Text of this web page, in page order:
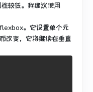
较低。 我建议使用
。 它设置单个元
改变，它将继续在垂直